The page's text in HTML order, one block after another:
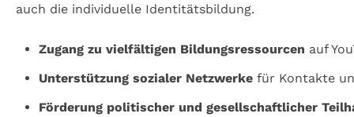
auch die individuelle Identitätsbildung.
Zugang zu vielfältigen Bildungsressourcen auf
Unterstützung sozialer Netzwerkefür Kontakte
Förderung politischer und gesellschaftlicher